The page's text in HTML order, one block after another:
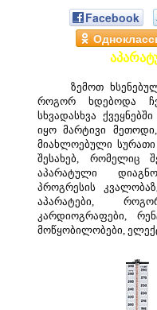
Facebook
ზემოთ ხსენებულ
როგორ ხდებოდა
სხვადასხვა
იყო მარტივი
მიახლოებული სურათი
შესახებ, რომელიც
აპარატული
პროგრესის
აპარატები,
კარდიოგრაფები,
მოწყობილობები,